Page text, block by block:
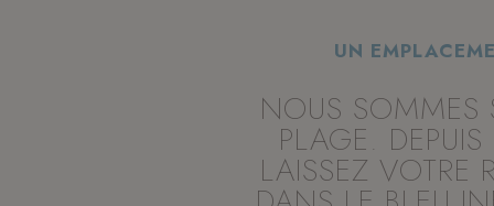
UN
NOUS SOMMES
PLAGE.
LAISSEZ VOTRE